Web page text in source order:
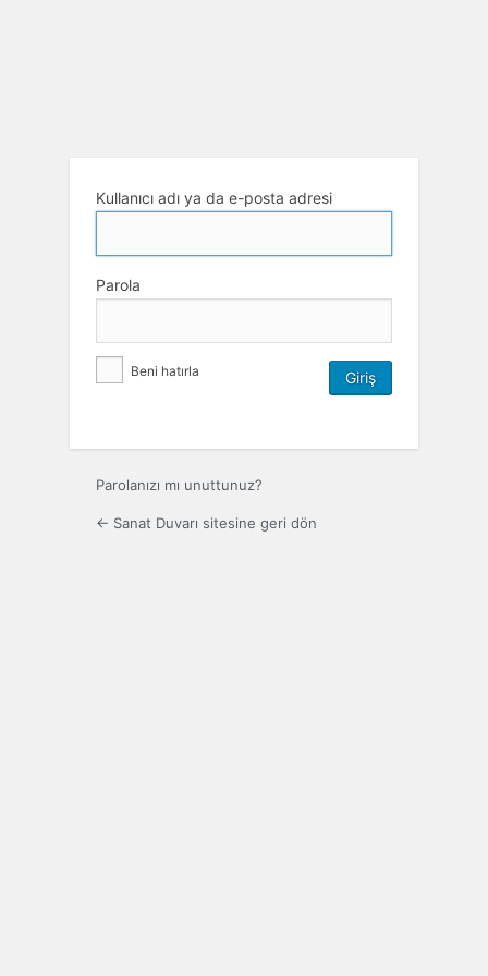
Kullanıcı adı ya da e-posta adresi
Parola
Beni hatırla
Parolanızı mı unuttunuz?
← Sanat Duvarı sitesine geri dön